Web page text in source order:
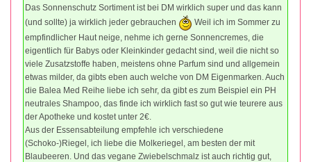
Das Sonnenschutz Sortiment ist bei DM wirklich super und das kann
(und sollte) ja wirklich jeder gebrauchen
Weil ich im Sommer zu
empfindlicher Haut neige, nehme ich gerne Sonnencremes, die
eigentlich für Babys oder Kleinkinder gedacht sind, weil die nicht so
viele Zusatzstoffe haben, meistens ohne Parfum sind und allgemein
etwas milder, da gibts eben auch welche von DM Eigenmarken. Auch
die Balea Med Reihe liebe ich sehr, da gibt es zum Beispiel ein PH
neutrales Shampoo, das finde ich wirklich fast so gut wie teurere aus
der Apotheke und kostet unter 2€.
Aus der Essensabteilung empfehle ich verschiedene
(Schoko-)Riegel, ich liebe die Molkeriegel, am besten der mit
Blaubeeren. Und das vegane Zwiebelschmalz ist auch richtig gut,